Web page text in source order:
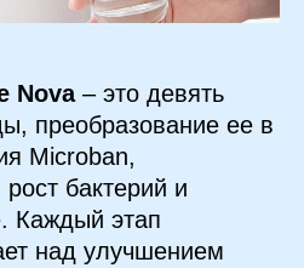
Nova– это девять
преобразование ее в
Microban,
бактерий и
Каждый этап
над улучшением